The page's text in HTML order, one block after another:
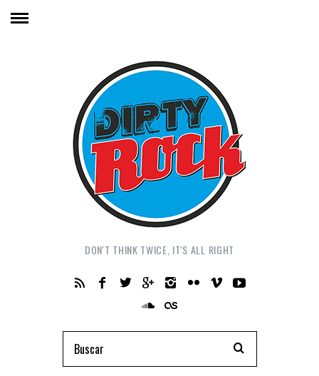
DON'T THINK TWICE, IT'S ALL RIGHT